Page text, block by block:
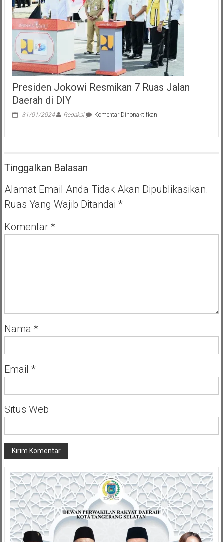
Presiden Jokowi Resmikan 7 Ruas Jalan
Daerah di DIY
31/01/2024 Redaksi Komentar Dinonaktifkanpada
di
DIY
Tinggalkan Balasan
Alamat Email Anda Tidak Akan Dipublikasikan.
Ruas Yang Wajib Ditandai *
Komentar *
Nama *
Email *
Situs Web